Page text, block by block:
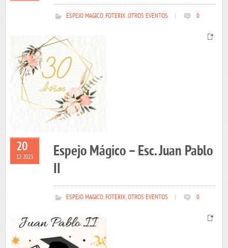
ESPEJO MAGICO,FOTERIX,OTROS EVENTOS 0
20
12 2023
Espejo Mágico – Esc. Juan Pablo
II
ESPEJO MAGICO,FOTERIX,OTROS EVENTOS 0